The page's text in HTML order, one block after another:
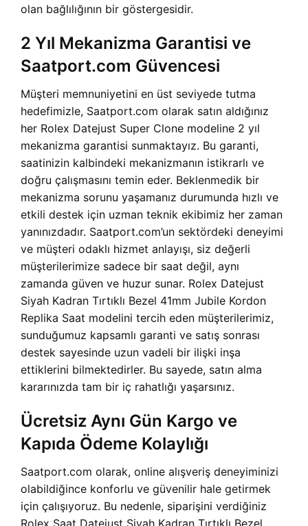
olan bağlılığının bir göstergesidir.
2 Yıl Mekanizma Garantisi ve
Saatport.com Güvencesi
Müşteri memnuniyetini en üst seviyede tutma
hedefimizle, Saatport.com olarak satın aldığınız
her Rolex Datejust Super Clone modeline 2 yıl
mekanizma garantisi sunmaktayız. Bu garanti,
saatinizin kalbindeki mekanizmanın istikrarlı ve
doğru çalışmasını temin eder. Beklenmedik bir
mekanizma sorunu yaşamanız durumunda hızlı ve
etkili destek için uzman teknik ekibimiz her zaman
yanınızdadır. Saatport.com’un sektördeki deneyimi
ve müşteri odaklı hizmet anlayışı, siz değerli
müşterilerimize sadece bir saat değil, aynı
zamanda güven ve huzur sunar. Rolex Datejust
Siyah Kadran Tırtıklı Bezel 41mm Jubile Kordon
Replika Saat modelini tercih eden müşterilerimiz,
sunduğumuz kapsamlı garanti ve satış sonrası
destek sayesinde uzun vadeli bir ilişki inşa
ettiklerini bilmektedirler. Bu sayede, satın alma
kararınızda tam bir iç rahatlığı yaşarsınız.
Ücretsiz Aynı Gün Kargo ve
Kapıda Ödeme Kolaylığı
Saatport.com olarak, online alışveriş deneyiminizi
olabildiğince konforlu ve güvenilir hale getirmek
için çalışıyoruz. Bu nedenle, siparişini verdiğiniz